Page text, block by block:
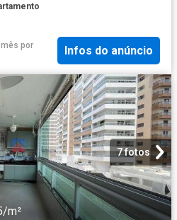
por
Infos do anúncio
7 fotos
m²